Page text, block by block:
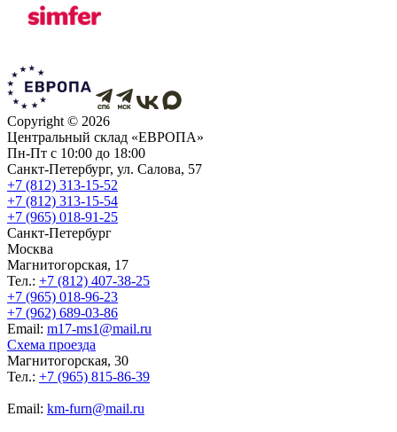
Copyright © 2026
Центральный склад «ЕВРОПА»
Пн-Пт с 10:00 до 18:00
Санкт-Петербург, ул. Салова, 57
+7 (812) 313-15-52
+7 (812) 313-15-54
+7 (965) 018-91-25
Санкт-Петербург
Москва
Магнитогорская, 17
Тел.: +7 (812) 407-38-25
+7 (965) 018-96-23
+7 (962) 689-03-86
Еmail: m17-ms1@mail.ru
Схема проезда
Магнитогорская, 30
Тел.: +7 (965) 815-86-39
Еmail: km-furn@mail.ru